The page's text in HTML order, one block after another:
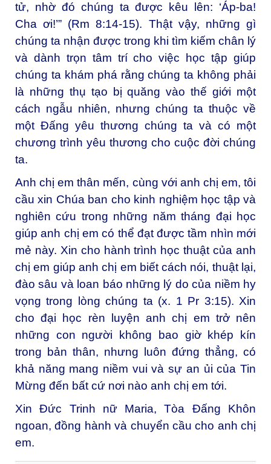
tử, nhờ đó chúng ta được kêu lên: ‘Áp-ba!
Cha ơi!’” (Rm 8:14-15). Thật vậy, những gì
chúng ta nhận được trong khi tìm kiếm chân lý
và dành trọn tâm trí cho việc học tập giúp
chúng ta khám phá rằng chúng ta không phải
là những thụ tạo bị quăng vào thế giới một
cách ngẫu nhiên, nhưng chúng ta thuộc về
một Đấng yêu thương chúng ta và có một
chương trình yêu thương cho cuộc đời chúng
ta.
Anh chị em thân mến, cùng với anh chị em, tôi
cầu xin Chúa ban cho kinh nghiệm học tập và
nghiên cứu trong những năm tháng đại học
giúp anh chị em có thể đạt được tầm nhìn mới
mẻ này. Xin cho hành trình học thuật của anh
chị em giúp anh chị em biết cách nói, thuật lại,
đào sâu và loan báo những lý do của niềm hy
vọng trong lòng chúng ta (x. 1 Pr 3:15). Xin
cho đại học rèn luyện anh chị em trở nên
những con người không bao giờ khép kín
trong bản thân, nhưng luôn đứng thẳng, có
khả năng mang niềm vui và sự an ủi của Tin
Mừng đến bất cứ nơi nào anh chị em tới.
Xin Đức Trinh nữ Maria, Tòa Đấng Khôn
ngoan, đồng hành và chuyển cầu cho anh chị
em.